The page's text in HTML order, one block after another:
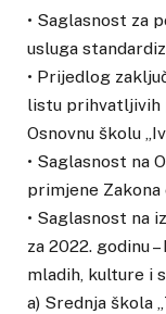
• Saglasnost za
usluga
• Prijedlog
listu prihvatljivih
Osnovnu školu
• Saglasnost na
primjene Zakona
• Saglasnost na
za 2022. godinu
mladih, kulture i
a) Srednja škola